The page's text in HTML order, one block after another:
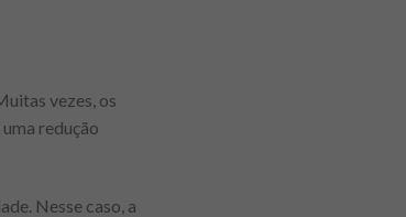
vezes, os
redução
Nesse caso, a